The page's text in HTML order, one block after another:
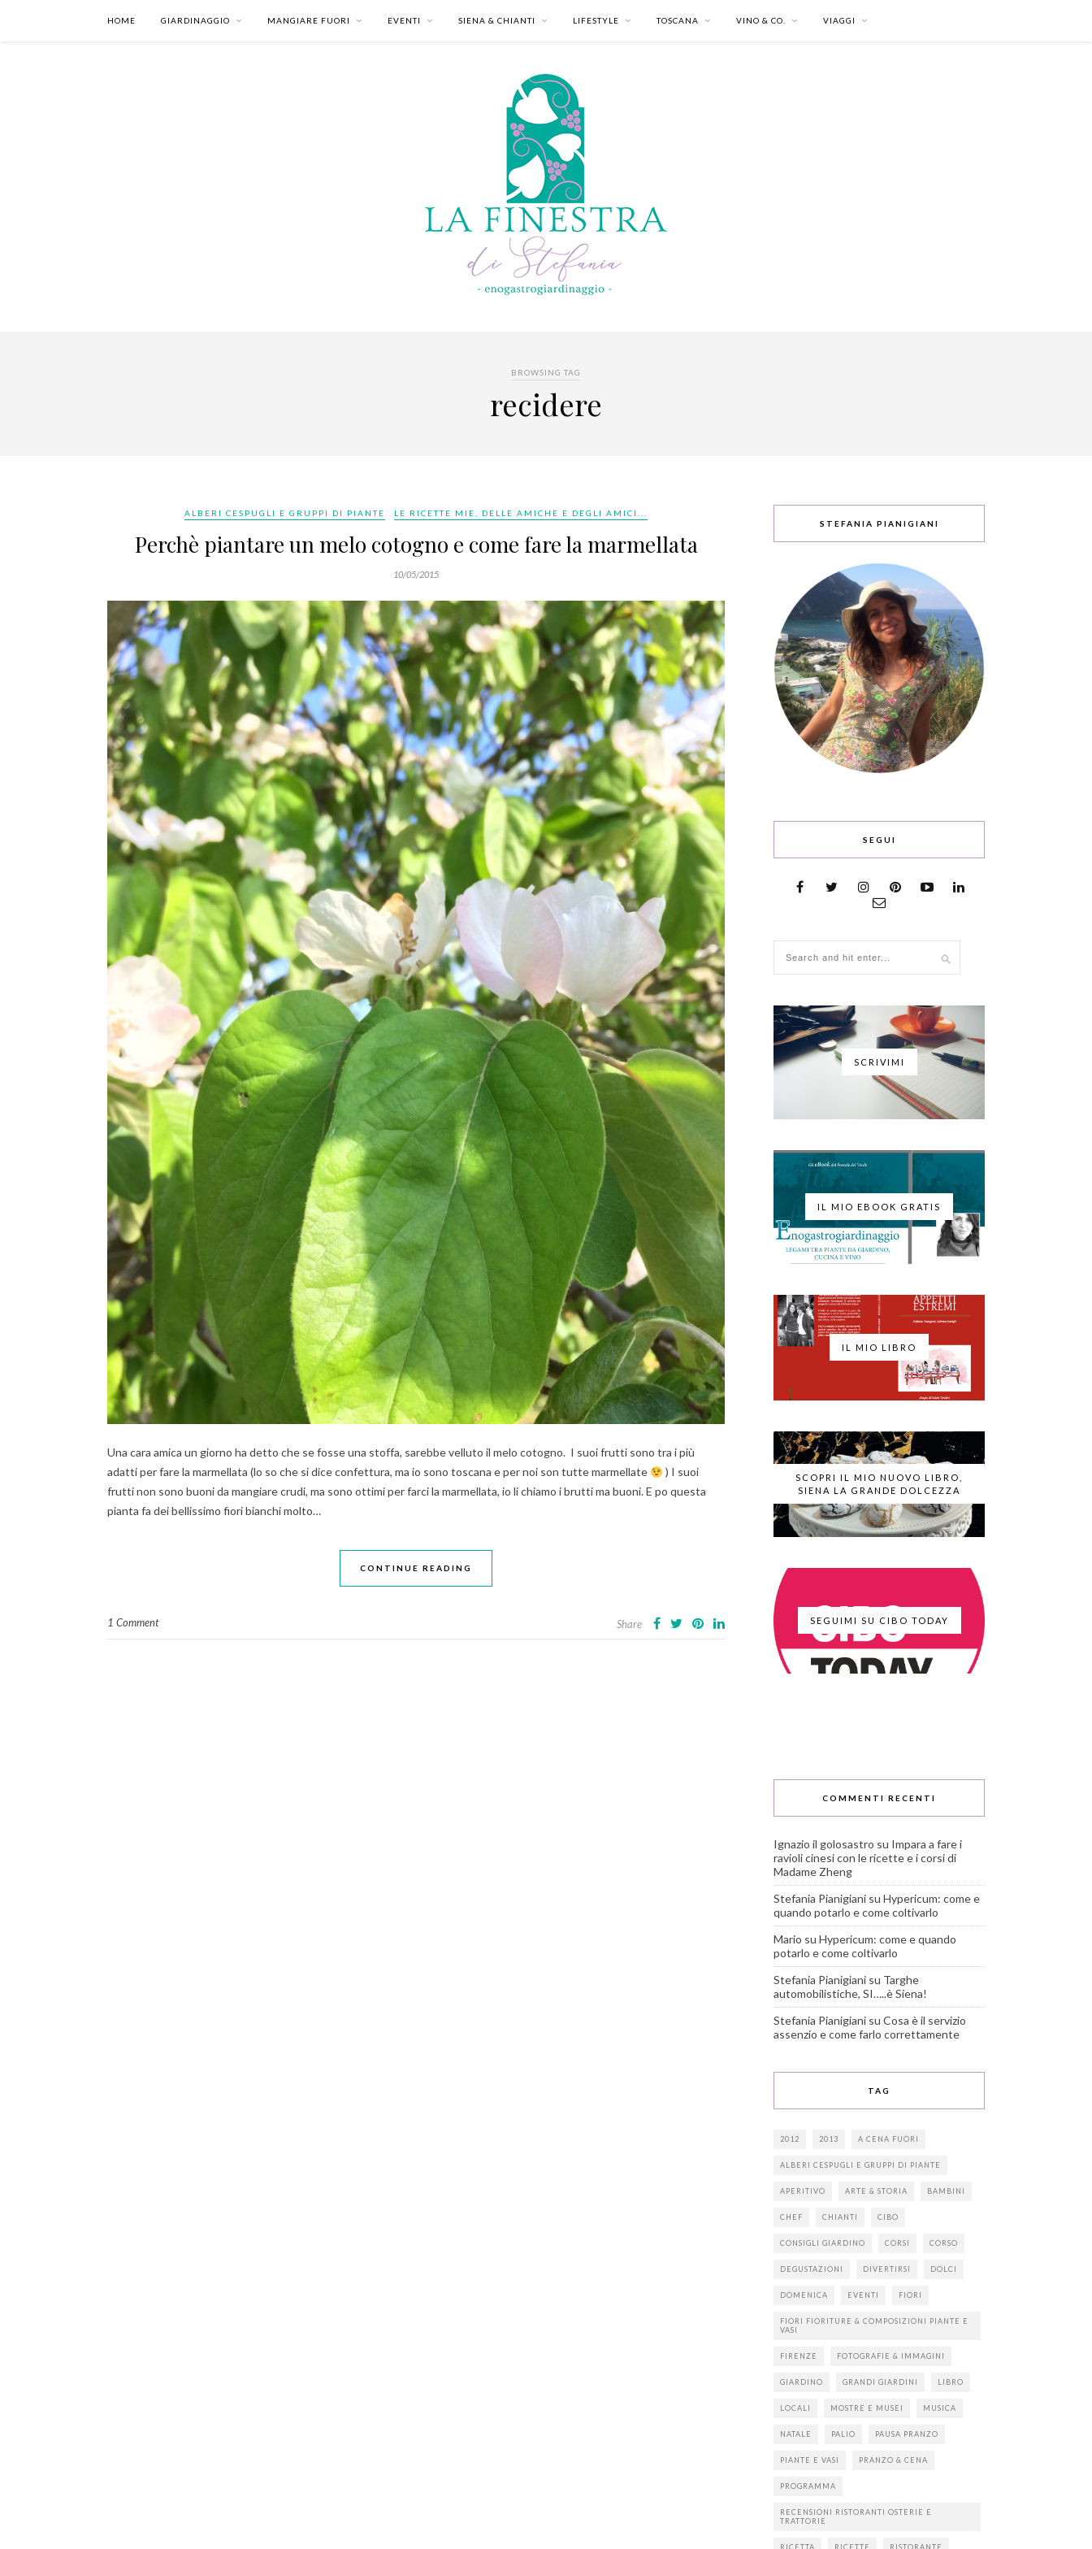
HOME GIARDINAGGIO MANGIARE FUORI EVENTI SIENA & CHIANTI LIFESTYLE TOSCANA VINO & CO. VIAGGI
BROWSING TAG
recidere
ALBERI CESPUGLI E GRUPPI DI PIANTE LE RICETTE MIE, DELLE AMICHE E DEGLI AMICI...
Perchè piantare un melo cotogno e come fare la marmellata
10/05/2015
Una cara amica un giorno ha detto che se fosse una stoffa, sarebbe velluto il melo cotogno. I suoi frutti sono tra i più
adatti per fare la marmellata (lo so che si dice confettura, ma io sono toscana e per noi son tutte marmellate
) I suoi
frutti non sono buoni da mangiare crudi, ma sono ottimi per farci la marmellata, io li chiamo i brutti ma buoni. E po questa
pianta fa dei bellissimo fiori bianchi molto…
CONTINUE READING
1 Comment Share
STEFANIA PIANIGIANI
SEGUI
SCRIVIMI
IL MIO EBOOK GRATIS
IL MIO LIBRO
SCOPRI IL MIO NUOVO LIBRO,
SIENA LA GRANDE DOLCEZZA
SEGUIMI SU CIBO TODAY
COMMENTI RECENTI
Ignazio il golosastro su Impara a fare i
ravioli cinesi con le ricette e i corsi di
Madame Zheng
Stefania Pianigiani su Hypericum: come e
quando potarlo e come coltivarlo
Mario su Hypericum: come e quando
potarlo e come coltivarlo
Stefania Pianigiani su Targhe
automobilistiche, SI…..è Siena!
Stefania Pianigiani su Cosa è il servizio
assenzio e come farlo correttamente
TAG
2012 2013 A CENA FUORI
ALBERI CESPUGLI E GRUPPI DI PIANTE
APERITIVO ARTE & STORIA BAMBINI
CHEF CHIANTI CIBO
CONSIGLI GIARDINO CORSI CORSO
DEGUSTAZIONI DIVERTIRSI DOLCI
DOMENICA EVENTI FIORI
FIORI FIORITURE & COMPOSIZIONI PIANTE E
VASI
FIRENZE FOTOGRAFIE & IMMAGINI
GIARDINO GRANDI GIARDINI LIBRO
LOCALI MOSTRE E MUSEI MUSICA
NATALE PALIO PAUSA PRANZO
PIANTE E VASI PRANZO & CENA
PROGRAMMA
RECENSIONI RISTORANTI OSTERIE E
TRATTORIE
RICETTA RICETTE RISTORANTE